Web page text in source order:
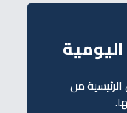
اليومية
من